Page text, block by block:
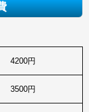
4200円
3500円